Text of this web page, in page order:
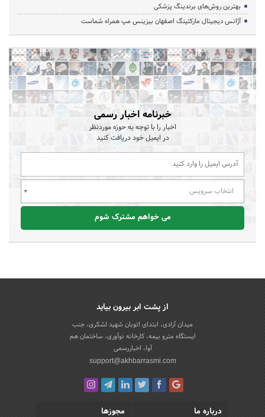
بهترین روش‌های برندینگ پزشکی
آژانس دیجیتال مارکتینگ اصفهان بیزینس مپ همراه شماست
خبرنامه اخبار رسمی
اخبار را با توجه به حوزه موردنظر
در ایمیل خود دریافت کنید
انتخاب سرویس
می خواهم مشترک شوم
از پشت ابر بیرون بیاید
میدان آزادی، ابتدای اتوبان شهید لشکری، جنب
ایستگاه مترو بیمه، کارخانه نوآوری، ساختمان هم
آوا، اخباررسمی
support@akhbarrasmi.com
درباره ما
مجوزها